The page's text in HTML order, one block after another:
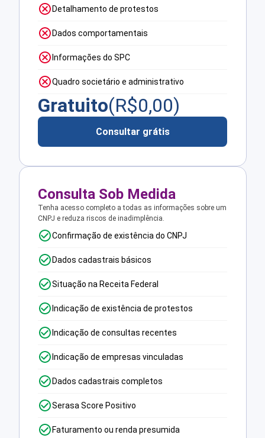
Detalhamento de protestos
Dados comportamentais
Informações do SPC
Quadro societário e administrativo
Gratuito(R$0,00)
Consultar grátis
Consulta Sob Medida
Tenha acesso completo a todas as informações sobre um
CNPJ e reduza riscos de inadimplência.
Confirmação de existência do CNPJ
Dados cadastrais básicos
Situação na Receita Federal
Indicação de existência de protestos
Indicação de consultas recentes
Indicação de empresas vinculadas
Dados cadastrais completos
Serasa Score Positivo
Faturamento ou renda presumida